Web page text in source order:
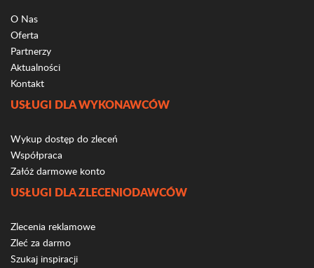
O Nas
Oferta
Partnerzy
Aktualności
Kontakt
USŁUGI DLA WYKONAWCÓW
Wykup dostęp do zleceń
Współpraca
Załóż darmowe konto
USŁUGI DLA ZLECENIODAWCÓW
Zlecenia reklamowe
Zleć za darmo
Szukaj inspiracji